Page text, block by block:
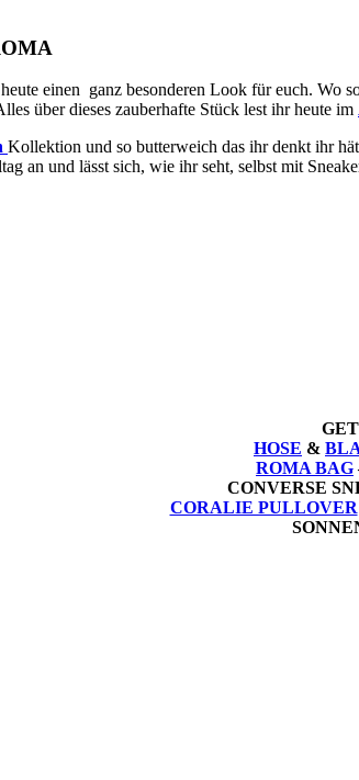
einen ganz besonderen Look für euch. Wo
über dieses zauberhafte Stück lest ihr heute im
Kollektion und so butterweich das ihr denkt ihr
an und lässt sich, wie ihr seht, selbst mit
HOSE &
ROMA BAG
CONVERSE
CORALIE PULLOVER